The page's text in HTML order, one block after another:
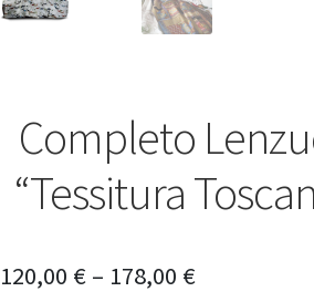
Completo
“Tessitura
120,00 € – 178,00 €